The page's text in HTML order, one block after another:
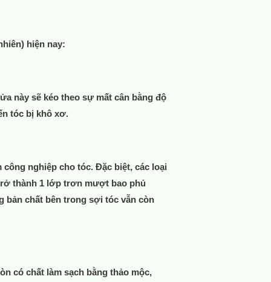
hiện nay:
này sẽ kéo theo sự mất cân bằng độ
tóc bị khô xơ.
nghiệp cho tóc. Đặc biệt, các loại
thành 1 lớp trơn mượt bao phủ
bản chất bên trong sợi tóc vẫn còn
có chất làm sạch bằng thảo mộc,